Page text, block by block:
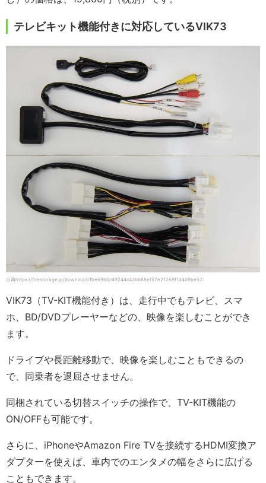
テレビキット機能付きに対応しているVIK73
出典https://firestorage.jp/download/fbe69b0c49244c4dbb88ef57e21269f1d4d9be52:
VIK73（TV-KIT機能付き）は、走行中でもテレビ、スマ
ホ、BD/DVDプレーヤーなどの、映像を楽しむことができ
ます。
ドライブや長距離移動で、映像を楽しむこともできるの
で、同乗者を退屈させません。
同梱されている切替スイッチの操作で、TV-KIT機能の
ON/OFFも可能です。
さらに、iPhoneやAmazon Fire TVを接続するHDMI変換ア
ダプターを使えば、車内でのエンタメの幅をさらに広げる
こともできます。